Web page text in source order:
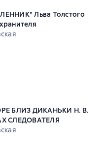
Льва Толстого
0 на основе 0 оценок
БЛИЗ ДИКАНЬКИ Н. В.
СЛЕДОВАТЕЛЯ
0 на основе 0 оценок